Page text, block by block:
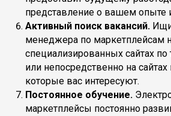
представление о вашем опыте
Активный поиск вакансий.
менеджера по маркетплейсам
специализированных сайтах по
или непосредственно на
которые вас интересуют.
Постоянное обучение.
маркетплейсы постоянно